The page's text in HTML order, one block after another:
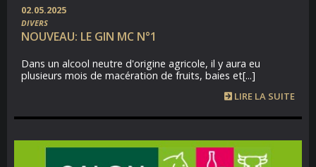
02.05.2025
DIVERS
NOUVEAU: LE GIN MC N°1
Dans un alcool neutre d'origine agricole, il y aura eu
plusieurs mois de macération de fruits, baies et[...]
LIRE LA SUITE